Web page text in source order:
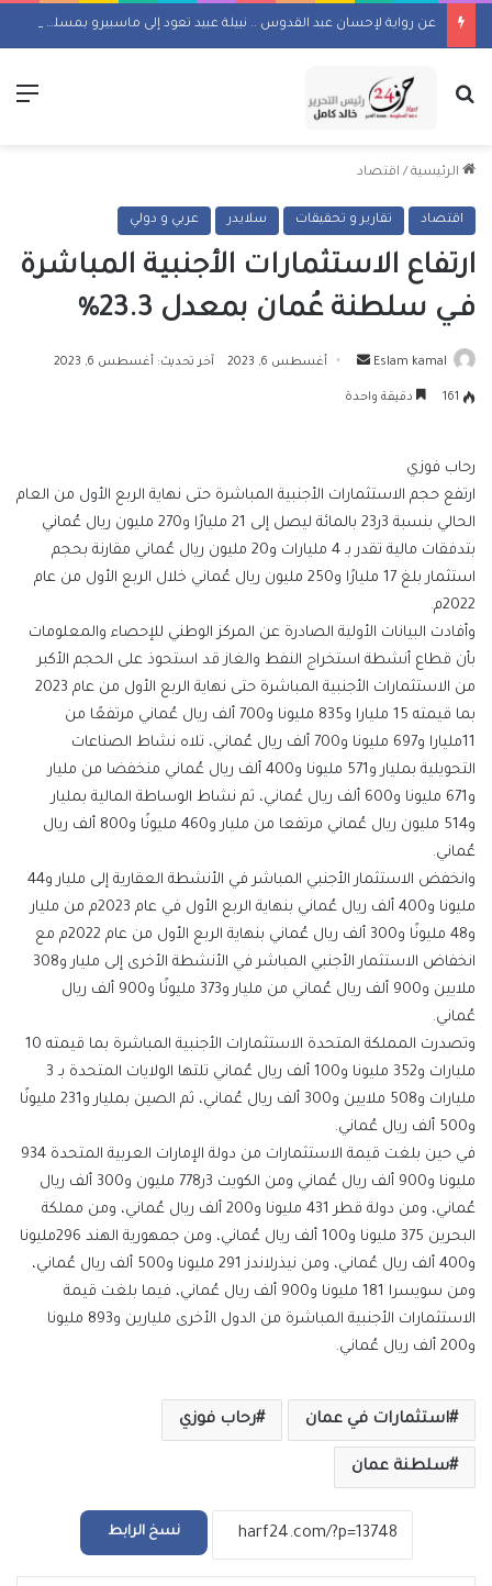
عن رواية لإحسان عبد القدوس .. نبيلة عبيد تعود إلى ماسبيرو بمسلسل إذاعي
بحث عن
الرئيسية / اقتصاد
اقتصاد تقارير و تحقيقات سلايدر عربي و دولي
ارتفاع الاستثمارات الأجنبية المباشرة
فـي سلطنة عُمان بمعدل 23.3%
Eslam kamal
أرسل أغسطس 6, 2023 آخر تحديث: أغسطس 6, 2023
161 دقيقة واحدة
رحاب فوزي
ارتفع حجم الاستثمارات الأجنبية المباشرة حتى نهاية الربع الأول من العام
الحالي بنسبة 3ر23 بالمائة ليصل إلى 21 مليارًا و270 مليون ريال عُماني
بتدفقات مالية تقدر بـ 4 مليارات و20 مليون ريال عُماني مقارنة بحجم
استثمار بلغ 17 مليارًا و250 مليون ريال عُماني خلال الربع الأول من عام
2022م.
وأفادت البيانات الأولية الصادرة عن المركز الوطني للإحصاء والمعلومات
بأن قطاع أنشطة استخراج النفط والغاز قد استحوذ على الحجم الأكبر
من الاستثمارات الأجنبية المباشرة حتى نهاية الربع الأول من عام 2023
بما قيمته 15 مليارا و835 مليونا و700 ألف ريال عُماني مرتفعًا من
11مليارا و697 مليونا و700 ألف ريال عُماني، تلاه نشاط الصناعات
التحويلية بمليار و571 مليونا و400 ألف ريال عُماني منخفضا من مليار
و671 مليونا و600 ألف ريال عُماني، ثم نشاط الوساطة المالية بمليار
و514 مليون ريال عُماني مرتفعا من مليار و460 مليونًا و800 ألف ريال
عُماني.
وانخفض الاستثمار الأجنبي المباشر في الأنشطة العقارية إلى مليار و44
مليونا و400 ألف ريال عُماني بنهاية الربع الأول في عام 2023م من مليار
و48 مليونًا و300 ألف ريال عُماني بنهاية الربع الأول من عام 2022م مع
انخفاض الاستثمار الأجنبي المباشر في الأنشطة الأخرى إلى مليار و308
ملايين و900 ألف ريال عُماني من مليار و373 مليونًا و900 ألف ريال
عُماني.
وتصدرت المملكة المتحدة الاستثمارات الأجنبية المباشرة بما قيمته 10
مليارات و352 مليونا و100 ألف ريال عُماني تلتها الولايات المتحدة بـ 3
مليارات و508 ملايين و300 ألف ريال عُماني، ثم الصين بمليار و231 مليونًا
و500 ألف ريال عُماني.
في حين بلغت قيمة الاستثمارات من دولة الإمارات العربية المتحدة 934
مليونا و900 ألف ريال عُماني ومن الكويت 3ر778 مليون و300 ألف ريال
عُماني، ومن دولة قطر 431 مليونا و200 ألف ريال عُماني، ومن مملكة
البحرين 375 مليونا و100 ألف ريال عُماني، ومن جمهورية الهند 296مليونا
و400 ألف ريال عُماني، ومن نيذرلاندز 291 مليونا و500 ألف ريال عُماني،
ومن سويسرا 181 مليونا و900 ألف ريال عُماني، فيما بلغت قيمة
الاستثمارات الأجنبية المباشرة من الدول الأخرى مليارين و893 مليونا
و200 ألف ريال عُماني.
استثمارات في عمان رحاب فوزي
سلطنة عمان
نسخ الرابط